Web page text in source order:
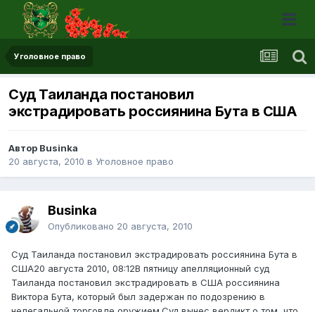
Уголовное право
Суд Таиланда постановил
экстрадировать россиянина Бута в США
Автор Businka
20 августа, 2010 в Уголовное право
Businka
Опубликовано 20 августа, 2010
Суд Таиланда постановил экстрадировать россиянина Бута в
США20 августа 2010, 08:12В пятницу апелляционный суд
Таиланда постановил экстрадировать в США россиянина
Виктора Бута, который был задержан по подозрению в